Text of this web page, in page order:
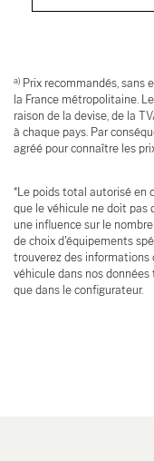
a) Prix recommandés, sans
la France métropolitaine.
raison de la devise, de la
à chaque pays. Par
agréé pour connaître les
*Le poids total autorisé en
que le véhicule ne doit pas
une influence sur le
de choix d'équipements
trouverez des informations
véhicule dans nos
que dans le configurateur.